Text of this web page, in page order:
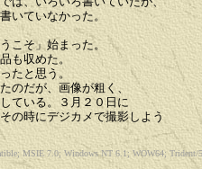
いていなかった。
こそ」始まった。
も収めた。
たと思う。
のだが、画像が粗く、
ている。３月２０日に
の時にデジカメで撮影しよう
MSIE 7.0; Windows NT 6.1; WOW64;